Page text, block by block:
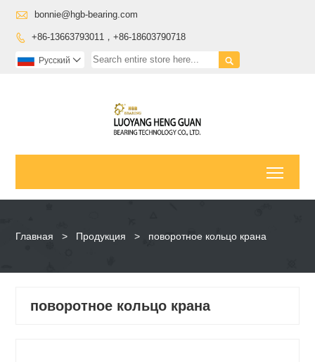
 bonnie@hgb-bearing.com
 +86-13663793011，+86-18603790718

Pусский 
Главная > Продукция > поворотное кольцо крана
поворотное кольцо крана